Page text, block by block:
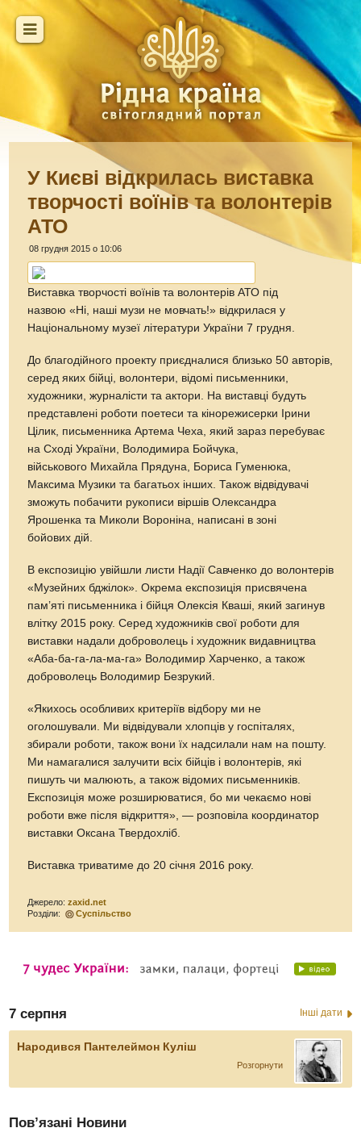
У Києві відкрилась виставка
творчості воїнів та волонтерів
АТО
08 грудня 2015 о 10:06
Виставка творчості воїнів та волонтерів АТО під
назвою «Ні, наші музи не мовчать!» відкрилася у
Національному музеї літератури України 7 грудня.
До благодійного проекту приєдналися близько 50 авторів,
серед яких бійці, волонтери, відомі письменники,
художники, журналісти та актори. На виставці будуть
представлені роботи поетеси та кінорежисерки Ірини
Цілик, письменника Артема Чеха, який зараз перебуває
на Сході України, Володимира Бойчука,
військового Михайла Прядуна, Бориса Гуменюка,
Максима Музики та багатьох інших. Також відвідувачі
зможуть побачити рукописи віршів Олександра
Ярошенка та Миколи Вороніна, написані в зоні
бойових дій.
В експозицію увійшли листи Надії Савченко до волонтерів
«Музейних бджілок». Окрема експозиція присвячена
пам’яті письменника і бійця Олексія Кваші, який загинув
влітку 2015 року. Серед художників свої роботи для
виставки надали доброволець і художник видавництва
«Аба-ба-га-ла-ма-га» Володимир Харченко, а також
доброволець Володимир Безрукий.
«Якихось особливих критеріїв відбору ми не
оголошували. Ми відвідували хлопців у госпіталях,
збирали роботи, також вони їх надсилали нам на пошту.
Ми намагалися залучити всіх бійців і волонтерів, які
пишуть чи малюють, а також відомих письменників.
Експозиція може розширюватися, бо ми чекаємо нові
роботи вже після відкриття», — розповіла координатор
виставки Оксана Твердохліб.
Виставка триватиме до 20 січня 2016 року.
Джерело:zaxid.net
Розділи:
Суспільство
7 серпня Інші дати
Народився Пантелеймон Куліш
Розгорнути
Пов’язані Новини